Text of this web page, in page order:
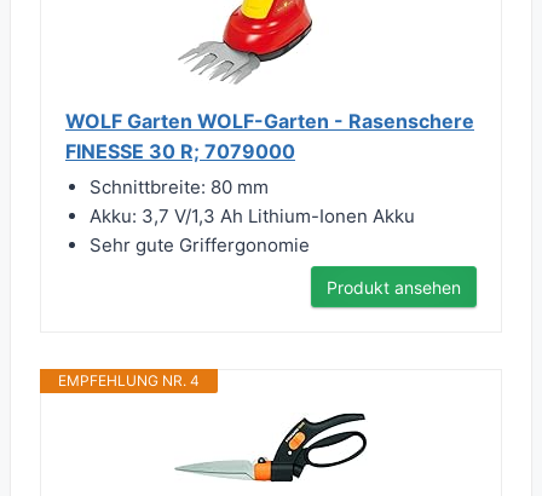
WOLF Garten WOLF-Garten - Rasenschere
FINESSE 30 R; 7079000
Schnittbreite: 80 mm
Akku: 3,7 V/1,3 Ah Lithium-Ionen Akku
Sehr gute Griffergonomie
Produkt ansehen
EMPFEHLUNG NR. 4